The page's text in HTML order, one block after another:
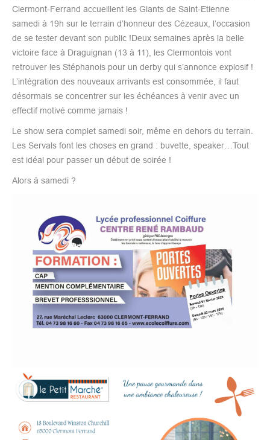
Clermont-Ferrand accueillent les Giants de Saint-Etienne
samedi à 19h sur le terrain d’honneur des Cézeaux, l’occasion
de se tester devant son public !Deux semaines après la belle
victoire face à Draguignan (13 à 11), les Clermontois vont
retrouver les Stéphanois pour un derby qui s’annonce explosif !
L’intégration des nouveaux arrivants est consommée, il faut
désormais se concentrer sur les échéances à venir avec un
effectif motivé comme jamais !
Le show sera complet samedi soir, même en dehors du terrain.
Les Servals font les choses en grand : buvette, speaker…Tout
est idéal pour passer un début de soirée !
Alors à samedi ?